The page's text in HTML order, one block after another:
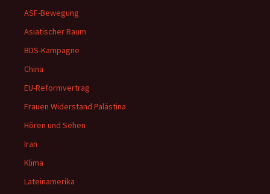
ASF-Bewegung
Asiatischer Raum
BDS-Kampagne
China
EU-Reformvertrag
Frauen Widerstand Palästina
Hören und Sehen
Iran
Klima
Lateinamerika